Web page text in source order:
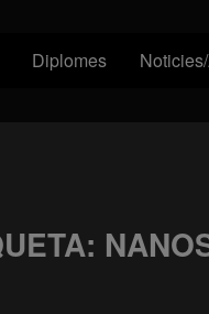
Diplomes